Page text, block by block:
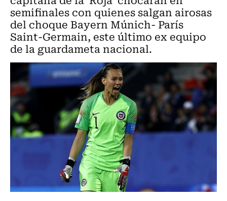
semifinales con quienes salgan airosas
del choque Bayern Múnich- París
Saint-Germain, este último ex equipo
de la guardameta nacional.